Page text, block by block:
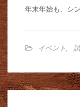
年末年始も、シ
イベント